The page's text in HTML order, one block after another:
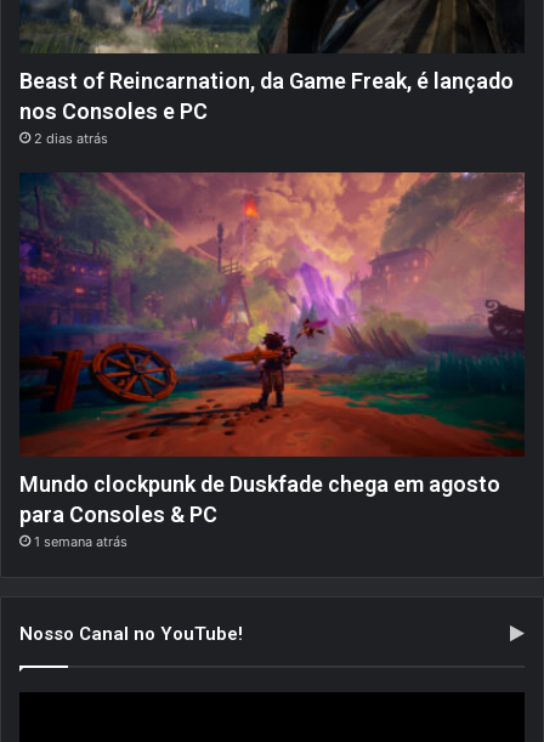
Beast of Reincarnation, da Game Freak, é lançado
nos Consoles e PC
2 dias atrás
Mundo clockpunk de Duskfade chega em agosto
para Consoles & PC
1 semana atrás
Nosso Canal no YouTube!